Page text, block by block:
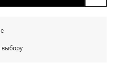
выбору